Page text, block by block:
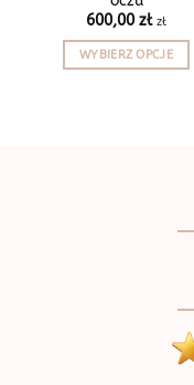
600,00zł zł
WYBIERZ OPCJE
produktu